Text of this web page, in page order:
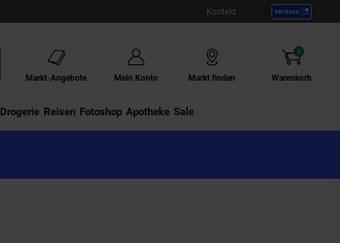
Kontakt
Markt-Angebote Mein Konto Markt finden Warenkorb
0
Artikel
Drogerie Externer Link:
Reisen Externer Link:
Fotoshop Externer Link:
Apotheke Sale